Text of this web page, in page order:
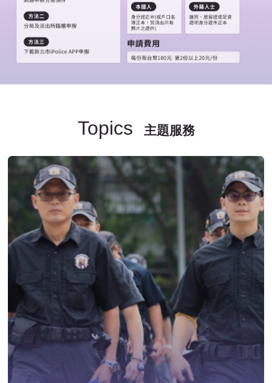
Topics 主題服務